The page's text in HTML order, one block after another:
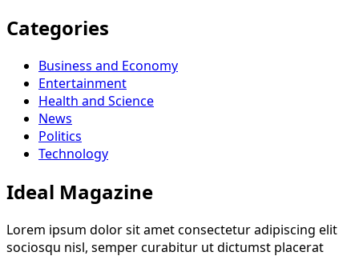
Categories
Business and Economy
Entertainment
Health and Science
News
Politics
Technology
Ideal Magazine
Lorem ipsum dolor sit amet consectetur adipiscing elit
sociosqu nisl, semper curabitur ut dictumst placerat